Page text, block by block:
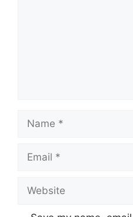
Name
Email
Website